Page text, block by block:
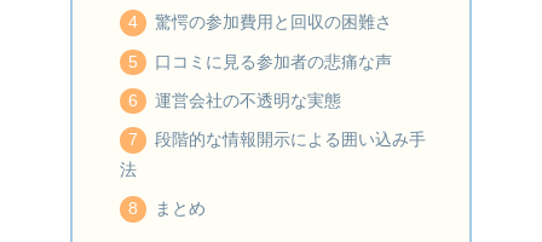
驚愕の参加費用と回収の困難さ
口コミに見る参加者の悲痛な声
運営会社の不透明な実態
段階的な情報開示による囲い込み手
法
まとめ